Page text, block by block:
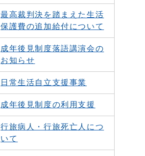
最高裁判決を踏まえた生活
保護費の追加給付について
成年後見制度落語講演会の
お知らせ
日常生活自立支援事業
成年後見制度の利用支援
行旅病人・行旅死亡人につ
いて